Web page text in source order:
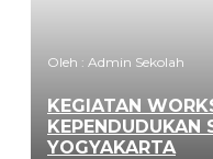
Oleh : Admin Sekolah
KEGIATAN
KEPENDUDUKAN
YOGYAKARTA